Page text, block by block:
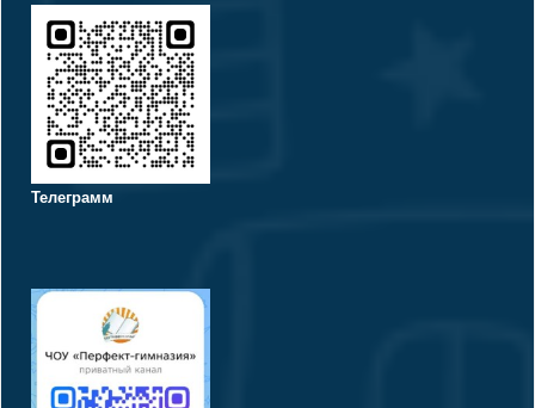
Телеграмм